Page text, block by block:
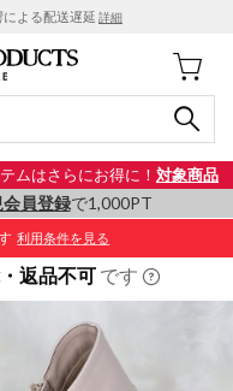
による配送遅延 詳細
ムはさらにお得に！ 対象商品
会員登録で1,000PT
利用条件を見る
返品不可 です